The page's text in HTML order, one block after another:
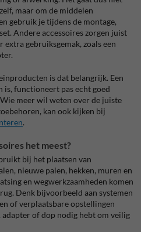
maar om de middelen
gebruik je tijdens de montage,
Andere accessoires zorgen juist
gebruiksgemak, zoals een
is dat belangrijk. Een
is, functioneert pas echt goed
meer wil weten over de juiste
kan ook kijken bij
.
het meest?
bij het plaatsen van
nieuwe palen, hekken, muren en
en wegwerkzaamheden komen
Denk bijvoorbeeld aan systemen
of verplaatsbare opstellingen
of dop nodig hebt om veilig